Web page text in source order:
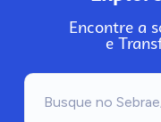
Encontre a
e